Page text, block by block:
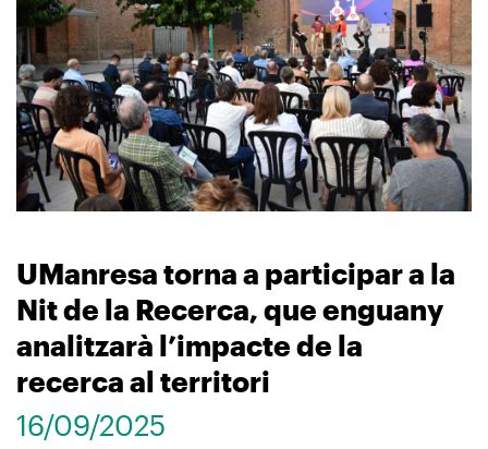
UManresa torna a participar a la
Nit de la Recerca, que enguany
analitzarà l’impacte de la
recerca al territori
16/09/2025